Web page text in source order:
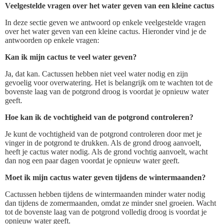
Veelgestelde vragen over het water geven van een kleine cactus
In deze sectie geven we antwoord op enkele veelgestelde vragen
over het water geven van een kleine cactus. Hieronder vind je de
antwoorden op enkele vragen:
Kan ik mijn cactus te veel water geven?
Ja, dat kan. Cactussen hebben niet veel water nodig en zijn
gevoelig voor overwatering. Het is belangrijk om te wachten tot de
bovenste laag van de potgrond droog is voordat je opnieuw water
geeft.
Hoe kan ik de vochtigheid van de potgrond controleren?
Je kunt de vochtigheid van de potgrond controleren door met je
vinger in de potgrond te drukken. Als de grond droog aanvoelt,
heeft je cactus water nodig. Als de grond vochtig aanvoelt, wacht
dan nog een paar dagen voordat je opnieuw water geeft.
Moet ik mijn cactus water geven tijdens de wintermaanden?
Cactussen hebben tijdens de wintermaanden minder water nodig
dan tijdens de zomermaanden, omdat ze minder snel groeien. Wacht
tot de bovenste laag van de potgrond volledig droog is voordat je
opnieuw water geeft.